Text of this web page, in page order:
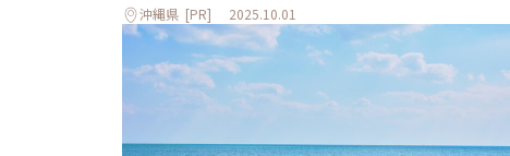
沖縄県 [PR] 2025.10.01